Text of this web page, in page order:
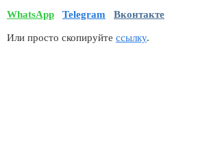
WhatsApp Telegram Вконтакте
Или просто скопируйте ссылку.